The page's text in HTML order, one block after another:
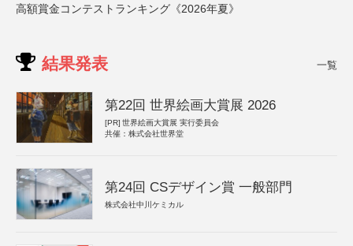
高額賞金コンテストランキング《2026年夏》
結果発表 一覧
第22回 世界絵画大賞展 2026
[PR] 世界絵画大賞展 実行委員会
共催：株式会社世界堂
第24回 CSデザイン賞 一般部門
株式会社中川ケミカル